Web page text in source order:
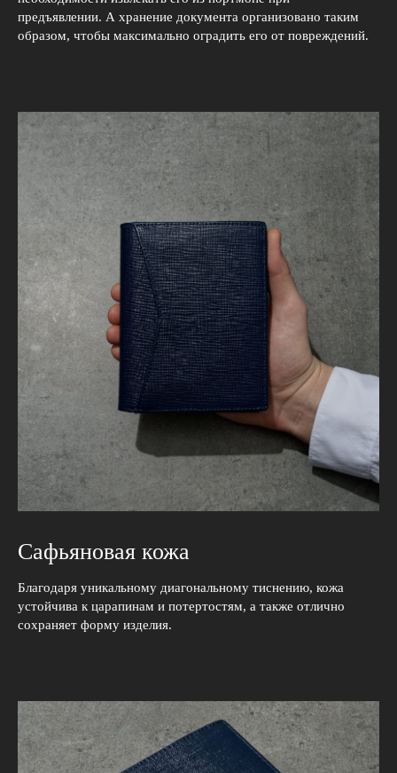
предъявлении. А хранение документа организовано таким
образом, чтобы максимально оградить его от повреждений.
Сафьяновая кожа
Благодаря уникальному диагональному тиснению, кожа
устойчива к царапинам и потертостям, а также отлично
сохраняет форму изделия.